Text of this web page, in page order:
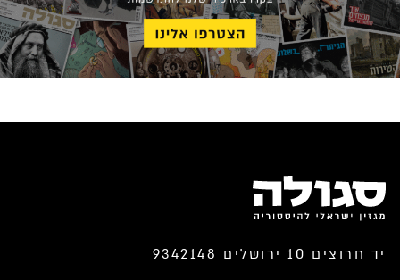
יד חרוצים 10 ירושלים 9342148